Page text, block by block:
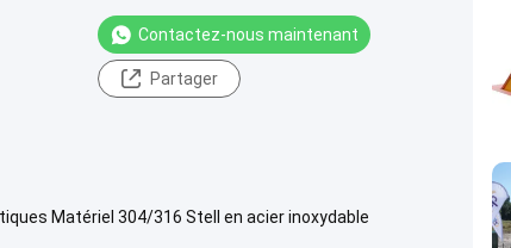
Contactez-nous maintenant
Partager
Matériel 304/316 Stell en acier inoxydable